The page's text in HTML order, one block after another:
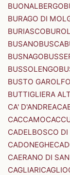
BUONALBERGO
BURAGO DI
BURIASCO
BUSANOBUSCA
BUSNAGO
BUSSOLENGO
BUSTO GAROLFO
BUTTIGLIERA
CA' D'ANDREA
CACCAMO
CADELBOSCO DI
CADONEGHE
CAERANO DI
CAGLIARICAGLIO